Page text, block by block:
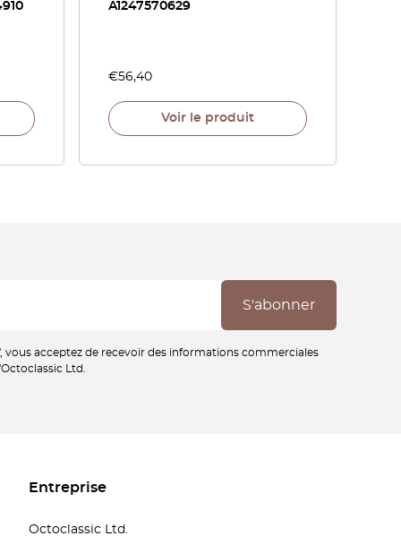
A1247570629
€56,40
Voir le produit
vous acceptez de recevoir des informations commerciales
Ltd.
Entreprise
Octoclassic Ltd.